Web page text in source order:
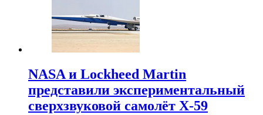
NASA и Lockheed Martin
представили экспериментальный
сверхзвуковой самолёт X-59